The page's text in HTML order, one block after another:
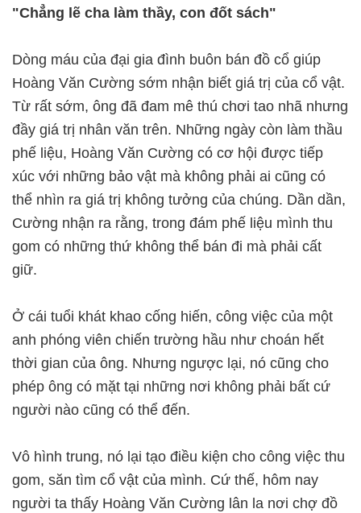
"Chẳng lẽ cha làm thầy, con đốt sách"
Dòng máu của đại gia đình buôn bán đồ cổ giúp
Hoàng Văn Cường sớm nhận biết giá trị của cổ vật.
Từ rất sớm, ông đã đam mê thú chơi tao nhã nhưng
đầy giá trị nhân văn trên. Những ngày còn làm thầu
phế liệu, Hoàng Văn Cường có cơ hội được tiếp
xúc với những bảo vật mà không phải ai cũng có
thể nhìn ra giá trị không tưởng của chúng. Dần dần,
Cường nhận ra rằng, trong đám phế liệu mình thu
gom có những thứ không thể bán đi mà phải cất
giữ.
Ở cái tuổi khát khao cống hiến, công việc của một
anh phóng viên chiến trường hầu như choán hết
thời gian của ông. Nhưng ngược lại, nó cũng cho
phép ông có mặt tại những nơi không phải bất cứ
người nào cũng có thể đến.
Vô hình trung, nó lại tạo điều kiện cho công việc thu
gom, săn tìm cổ vật của mình. Cứ thế, hôm nay
người ta thấy Hoàng Văn Cường lân la nơi chợ đồ